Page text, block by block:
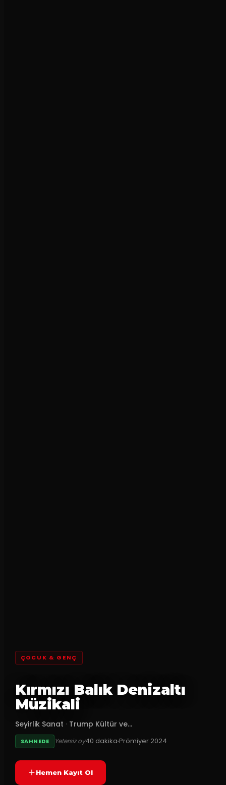
ÇOCUK & GENÇ
Kırmızı Balık Denizaltı
Müzikali
Seyirlik Sanat · Trump Kültür ve...
SAHNEDE Yetersiz oy40 dakikaPrömiyer 2024
Hemen Kayıt Ol